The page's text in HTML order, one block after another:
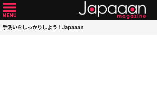
手洗いをしっかりしよう！Japaaan